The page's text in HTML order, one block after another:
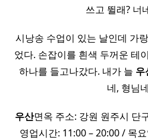
쓰고 뛸래? 너
시낭송 수업이 있는 날인데 가
었다. 손잡이를 흰색 두꺼운 테
하나를 들고나갔다. 내가 늘 우
네, 형님
우산면옥 주소: 강원 원주시 단
영업시간: 11:00 – 20:00 / 목